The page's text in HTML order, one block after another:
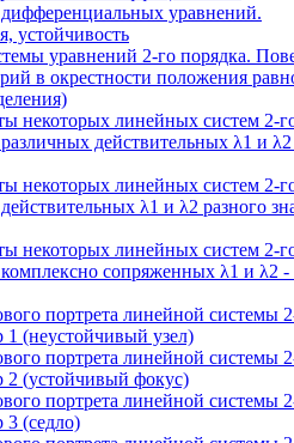
уравнений.
устойчивость
уравнений 2-го порядка.
в окрестности положения
некоторых линейных систем 2-
действительных λ1 и
некоторых линейных систем 2-
λ1 и λ2 разного
некоторых линейных систем 2-
сопряженных λ1 и λ2 -
портрета линейной системы
(неустойчивый узел)
портрета линейной системы
2 (устойчивый фокус)
портрета линейной системы
3 (седло)